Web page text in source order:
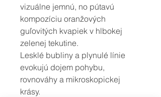
vizuálne jemnú, no pútavú
kompozíciu oranžových
guľovitých kvapiek v hlbokej
zelenej tekutine.
Lesklé bubliny a plynulé línie
evokujú dojem pohybu,
rovnováhy a mikroskopickej
krásy.